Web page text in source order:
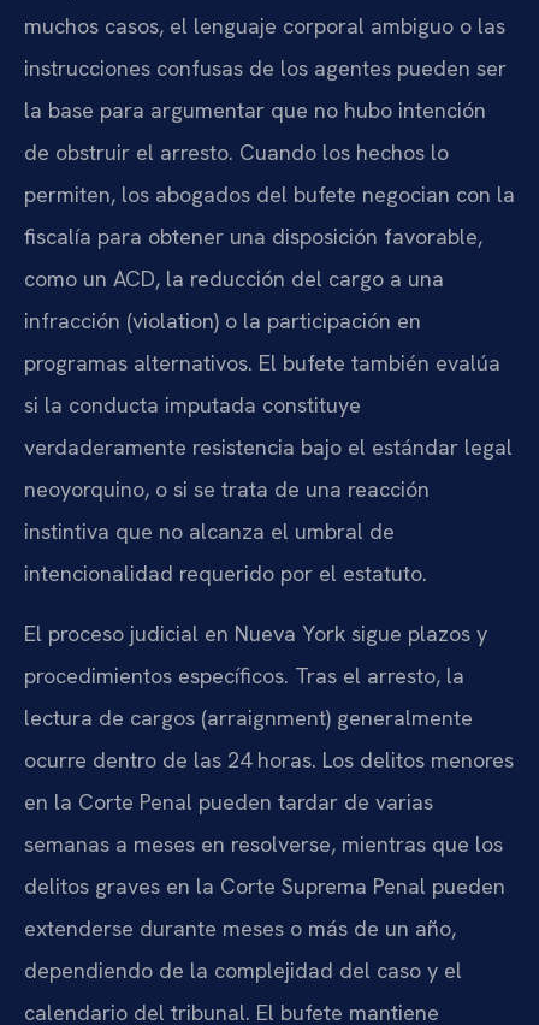
muchos casos, el lenguaje corporal ambiguo o las
instrucciones confusas de los agentes pueden ser
la base para argumentar que no hubo intención
de obstruir el arresto. Cuando los hechos lo
permiten, los abogados del bufete negocian con la
fiscalía para obtener una disposición favorable,
como un ACD, la reducción del cargo a una
infracción (violation) o la participación en
programas alternativos. El bufete también evalúa
si la conducta imputada constituye
verdaderamente resistencia bajo el estándar legal
neoyorquino, o si se trata de una reacción
instintiva que no alcanza el umbral de
intencionalidad requerido por el estatuto.
El proceso judicial en Nueva York sigue plazos y
procedimientos específicos. Tras el arresto, la
lectura de cargos (arraignment) generalmente
ocurre dentro de las 24 horas. Los delitos menores
en la Corte Penal pueden tardar de varias
semanas a meses en resolverse, mientras que los
delitos graves en la Corte Suprema Penal pueden
extenderse durante meses o más de un año,
dependiendo de la complejidad del caso y el
calendario del tribunal. El bufete mantiene